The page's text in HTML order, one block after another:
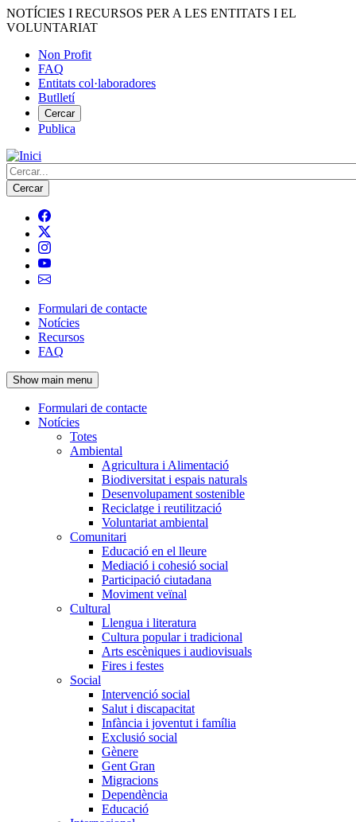
Vés
al
NOTÍCIES I RECURSOS PER A LES ENTITATS I EL
VOLUNTARIAT
Menú
del
compte
d'usuari
Non Profit
FAQ
Entitats col·laboradores
Butlletí
Cercar
Publica
Cerca
Navegació
principal
de
l'encapçalament
Formulari de contacte
Notícies
Recursos
FAQ
Show main menu
Navegació
principal
Formulari de contacte
Notícies
Totes
Ambiental
Agricultura i Alimentació
Biodiversitat i espais naturals
Desenvolupament sostenible
Reciclatge i reutilització
Voluntariat ambiental
Comunitari
Educació en el lleure
Mediació i cohesió social
Participació ciutadana
Moviment veïnal
Cultural
Llengua i literatura
Cultura popular i tradicional
Arts escèniques i audiovisuals
Fires i festes
Social
Intervenció social
Salut i discapacitat
Infància i joventut i família
Exclusió social
Gènere
Gent Gran
Migracions
Dependència
Educació